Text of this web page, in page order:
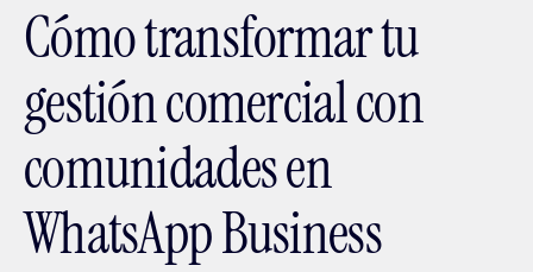
Cómo transformar tu
gestión comercial con
comunidades en
WhatsApp Business